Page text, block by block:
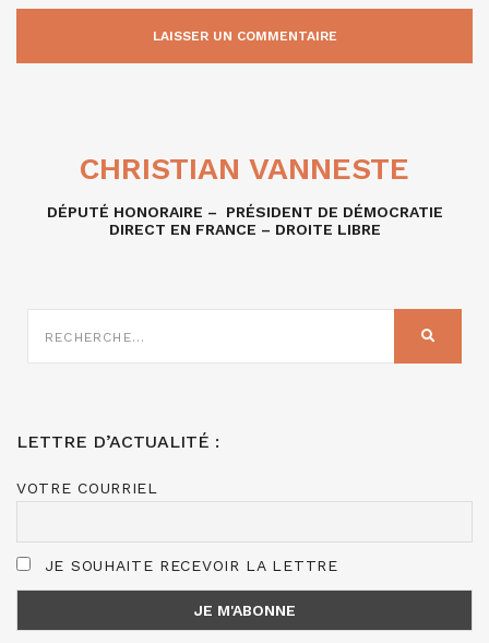
CHRISTIAN VANNESTE
DÉPUTÉ HONORAIRE – PRÉSIDENT DE DÉMOCRATIE
DIRECT EN FRANCE – DROITE LIBRE
SUR
LETTRE D’ACTUALITÉ :
VOTRE COURRIEL
JE SOUHAITE RECEVOIR LA LETTRE